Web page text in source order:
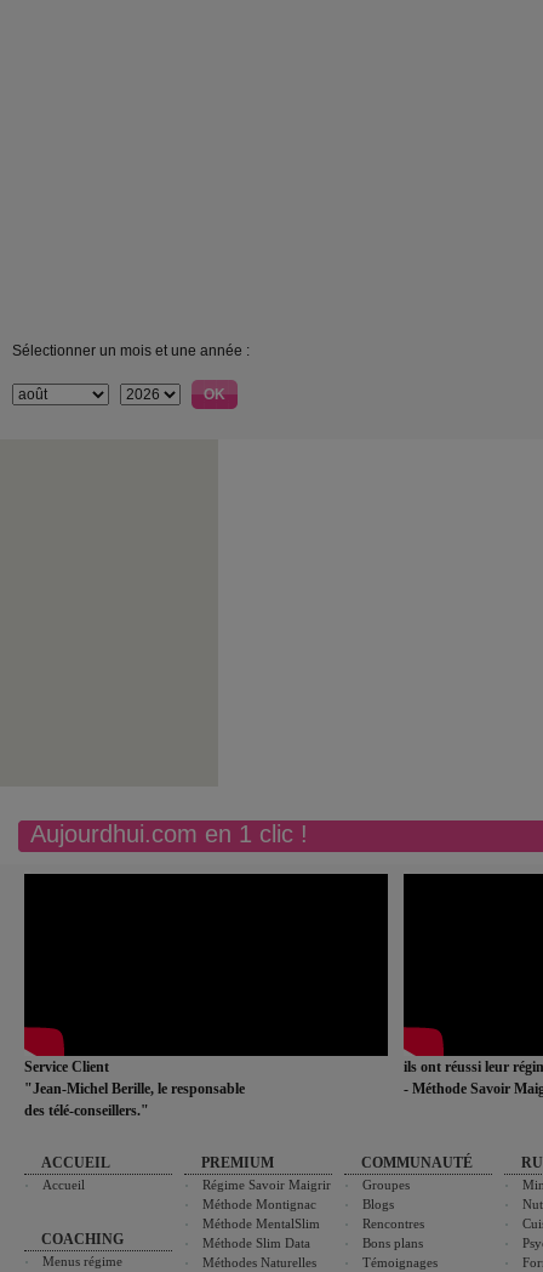
Sélectionner un mois et une année :
Aujourdhui.com en 1 clic !
Service Client
"Jean-Michel Berille, le responsable
des télé-conseillers."
ils ont réussi leur
- Méthode Savoir
ACCUEIL
Accueil
COACHING
Menus régime
PREMIUM
Régime Savoir Maigrir
Méthode Montignac
Méthode MentalSlim
Méthode Slim Data
Méthodes Naturelles
COMMUNAUTÉ
Groupes
Blogs
Rencontres
Bons plans
Témoignages